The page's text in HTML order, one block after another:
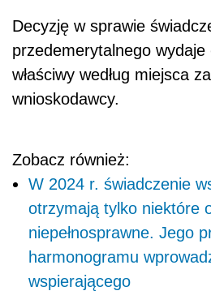
Decyzję w sprawie
przedemerytalnego wydaje
właściwy według miejsca
wnioskodawcy.
Zobacz również:
W 2024 r. świadczenie
otrzymają tylko niektóre
niepełnosprawne. Jego
harmonogramu
wspierającego